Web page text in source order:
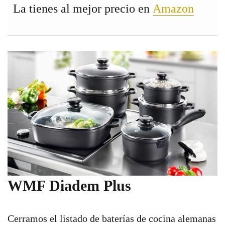
La tienes al mejor precio en Amazon
WMF Diadem Plus
Cerramos el listado de baterías de cocina alemanas